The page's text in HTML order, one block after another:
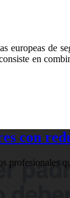
europeas de
en
con